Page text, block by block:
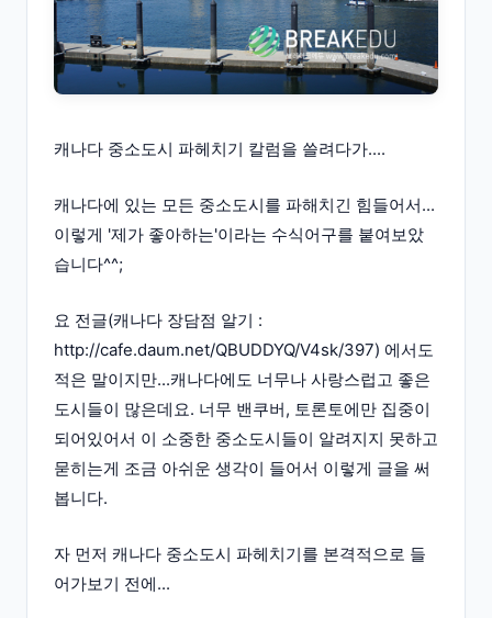
캐나다 중소도시 파헤치기 칼럼을 쓸려다가....
캐나다에 있는 모든 중소도시를 파해치긴 힘들어서...
이렇게 '제가 좋아하는'이라는 수식어구를 붙여보았
습니다^^;
요 전글(캐나다 장담점 알기 :
http://cafe.daum.net/QBUDDYQ/V4sk/397) 에서도
적은 말이지만...캐나다에도 너무나 사랑스럽고 좋은
도시들이 많은데요. 너무 밴쿠버, 토론토에만 집중이
되어있어서 이 소중한 중소도시들이 알려지지 못하고
묻히는게 조금 아쉬운 생각이 들어서 이렇게 글을 써
봅니다.
자 먼저 캐나다 중소도시 파헤치기를 본격적으로 들
어가보기 전에...